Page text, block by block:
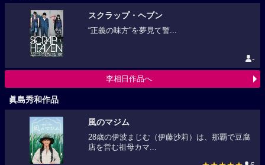
スクラップ・ヘブン
“正義の味方”を夢見て警...
-
李相日作品へ
眞島秀和作品
風のマジム
28歳の伊波まじむ（伊藤沙莉）は、那覇で豆腐
店を営む祖母カマ...